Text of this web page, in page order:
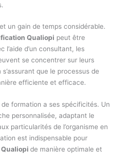
un gain de temps considérable.
Qualiopi peut être
l’aide d’un consultant, les
se concentrer sur leurs
que le processus de
efficiente et efficace.
formation a ses spécificités. Un
personnalisée, adaptant le
particularités de l’organisme en
est indispensable pour
Qualiopide manière optimale et